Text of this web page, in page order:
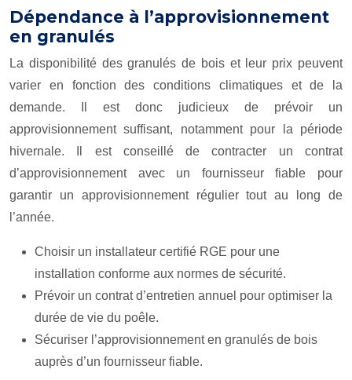
Dépendance à l’approvisionnement
en granulés
La disponibilité des granulés de bois et leur prix peuvent
varier en fonction des conditions climatiques et de la
demande. Il est donc judicieux de prévoir un
approvisionnement suffisant, notamment pour la période
hivernale. Il est conseillé de contracter un contrat
d’approvisionnement avec un fournisseur fiable pour
garantir un approvisionnement régulier tout au long de
l’année.
Choisir un installateur certifié RGE pour une
installation conforme aux normes de sécurité.
Prévoir un contrat d’entretien annuel pour optimiser la
durée de vie du poêle.
Sécuriser l’approvisionnement en granulés de bois
auprès d’un fournisseur fiable.